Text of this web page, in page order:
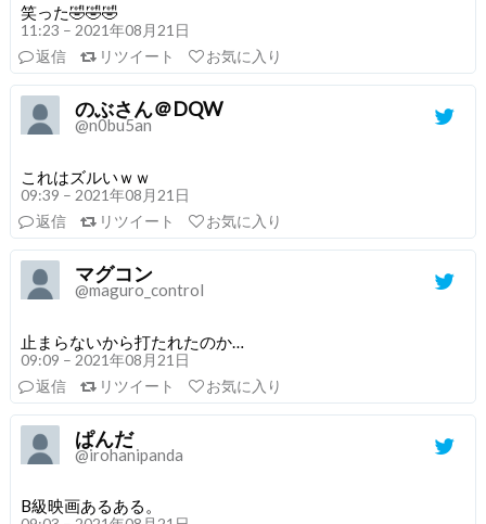
笑った🤣🤣🤣
11:23 – 2021年08月21日
返信
リツイート お気に入り
のぶさん＠DQW
@n0bu5an
これはズルいｗｗ
09:39 – 2021年08月21日
返信
リツイート お気に入り
マグコン
@maguro_control
止まらないから打たれたのか…
09:09 – 2021年08月21日
返信
リツイート お気に入り
ぱんだ
@irohanipanda
B級映画あるある。